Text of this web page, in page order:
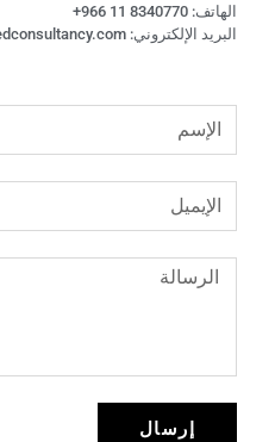
الهاتف: 8340770 11 966+
البريد الإلكتروني: rc@specializedconsultancy.com
إرسال